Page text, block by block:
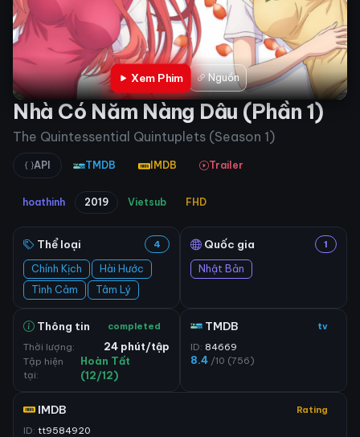
Xem Phim Nguồn
Nhà Có Năm Nàng Dâu (Phần 1)
The Quintessential Quintuplets (Season 1)
API TMDB IMDB Trailer
hoathinh 2019 Vietsub FHD
Thể loại 4
Chính Kịch
Hài Hước
Tình Cảm
Tâm Lý
Quốc gia 1
Nhật Bản
Thông tin completed
Thời lượng:
24 phút/tập
Tập hiện
tại:
Hoàn Tất
(12/12)
TMDB tv
ID: 84669
8.4 /10 (756)
IMDB Rating
ID: tt9584920